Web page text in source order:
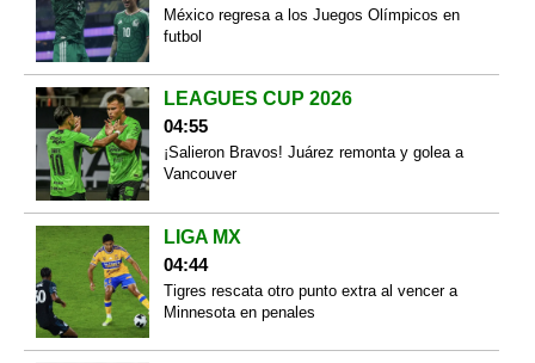
México regresa a los Juegos Olímpicos en
futbol
LEAGUES CUP 2026
04:55
¡Salieron Bravos! Juárez remonta y golea a
Vancouver
LIGA MX
04:44
Tigres rescata otro punto extra al vencer a
Minnesota en penales